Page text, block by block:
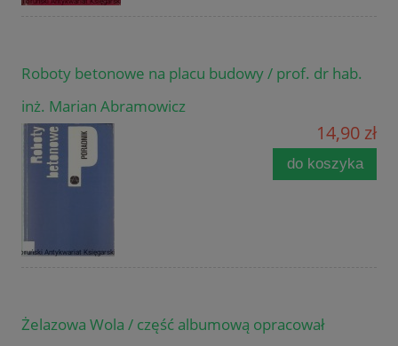
Roboty betonowe na placu budowy / prof. dr hab.
inż. Marian Abramowicz
14,90 zł
do koszyka
Żelazowa Wola / część albumową opracował